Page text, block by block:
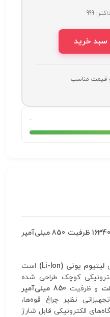
سبد خرید
قیمت مناسب
-
باتری لیتیوم یون ORION سایز 16340 ظرفیت 850 میلی‌آمپر
لیتیوم یونی (Li-Ion)
است
کوچک طراحی شده
و ظرفیت
850 میلی‌آمپر
نظیر چراغ قوه‌ها،
الکترونیکی قابل شارژ